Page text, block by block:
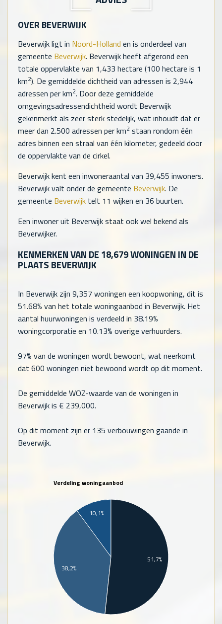
OVER BEVERWIJK
Beverwijk ligt in Noord-Holland en is onderdeel van
gemeente Beverwijk. Beverwijk heeft afgerond een
totale oppervlakte van 1,433 hectare (100 hectare is 1
km2). De gemiddelde dichtheid van adressen is 2,944
adressen per km2. Door deze gemiddelde
omgevingsadressendichtheid wordt Beverwijk
gekenmerkt als zeer sterk stedelijk, wat inhoudt dat er
meer dan 2.500 adressen per km2 staan rondom één
adres binnen een straal van één kilometer, gedeeld door
de oppervlakte van de cirkel.
Beverwijk kent een inwoneraantal van 39,455 inwoners.
Beverwijk valt onder de gemeente Beverwijk. De
gemeente Beverwijk telt 11 wijken en 36 buurten.
Een inwoner uit Beverwijk staat ook wel bekend als
Beverwijker.
KENMERKEN VAN DE 18,679WONINGEN IN DE
PLAATS BEVERWIJK
In Beverwijk zijn 9,357 woningen een koopwoning, dit is
51.68% van het totale woningaanbod in Beverwijk. Het
aantal huurwoningen is verdeeld in 38.19%
woningcorporatie en 10.13% overige verhuurders.
97% van de woningen wordt bewoont, wat neerkomt
dat 600 woningen niet bewoond wordt op dit moment.
De gemiddelde WOZ-waarde van de woningen in
Beverwijk is € 239,000.
Op dit moment zijn er 135 verbouwingen gaande in
Beverwijk.
Verdeling woningaanbod
10,1%
38,2%
51,7%